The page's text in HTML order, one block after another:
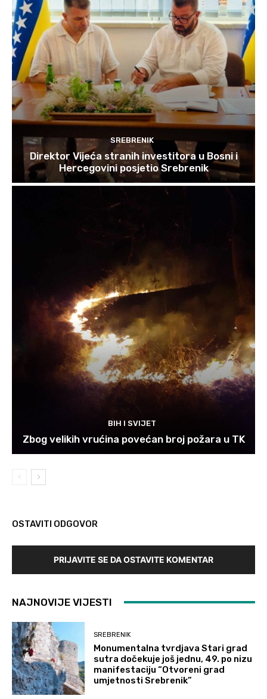
SREBRENIK
Direktor Vijeća stranih investitora u Bosni i
Hercegovini posjetio Srebrenik
BIH I SVIJET
Zbog velikih vrućina povećan broj požara u TK
OSTAVITI ODGOVOR
PRIJAVITE SE DA OSTAVITE KOMENTAR
NAJNOVIJE VIJESTI
SREBRENIK
Monumentalna tvrdjava Stari grad
sutra dočekuje još jednu, 49. po nizu
manifestaciju “Otvoreni grad
umjetnosti Srebrenik”